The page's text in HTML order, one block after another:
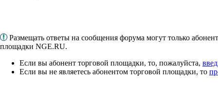
Размещать ответы на сообщения форума могут только
площадки NGE.RU.
Если вы абонент торговой площадки, то, пожалуйста,
Если вы не являетесь абонентом торговой площадки, то